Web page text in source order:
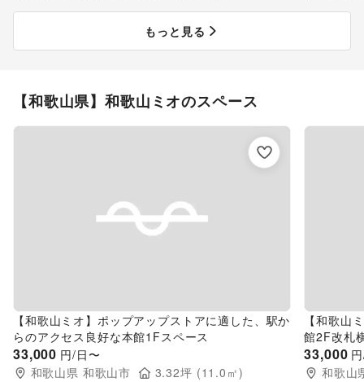
もっと見る
【和歌山県】和歌山ミオのスペース
【和歌山ミオ】ポップアップストアに適した、駅か
らのアクセス良好な本館1Fスペース
33,000 円/日〜
和歌山県 和歌山市 3.32坪 (11.0 ㎡)
【和歌山
館2F改札
33,000
和歌山